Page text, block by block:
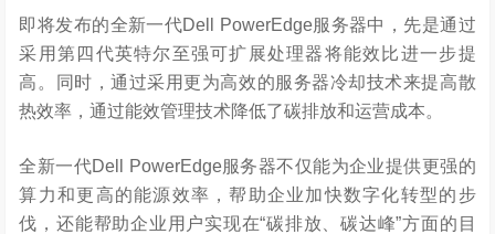
即将发布的全新一代Dell PowerEdge服务器中，先是通过
采用第四代英特尔至强可扩展处理器将能效比进一步提
高。同时，通过采用更为高效的服务器冷却技术来提高散
热效率，通过能效管理技术降低了碳排放和运营成本。
全新一代Dell PowerEdge服务器不仅能为企业提供更强的
算力和更高的能源效率，帮助企业加快数字化转型的步
伐，还能帮助企业用户实现在“碳排放、碳达峰”方面的目